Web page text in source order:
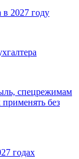
2027 году
спецрежимам
без
годах